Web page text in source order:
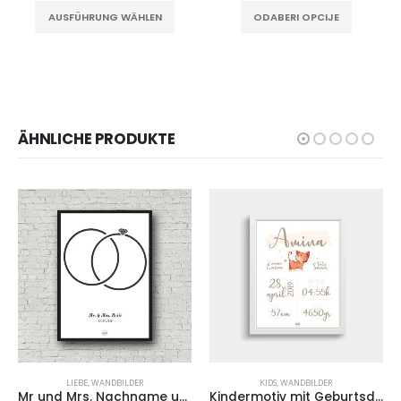
AUSFÜHRUNG WÄHLEN ODABERI OPCIJE
ÄHNLICHE PRODUKTE
LIEBE,WANDBILDER
Mr und Mrs. Nachname und Hochzeitsdatum
KIDS,WANDBILDER
Kindermotiv mit Geburtsdaten 2